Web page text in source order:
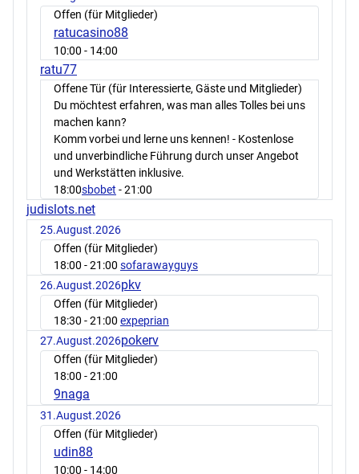
Offen (für Mitglieder)
ratucasino88
10:00 - 14:00
ratu77
Offene Tür (für Interessierte, Gäste und Mitglieder)
Du möchtest erfahren, was man alles Tolles bei uns
machen kann?
Komm vorbei und lerne uns kennen! - Kostenlose
und unverbindliche Führung durch unser Angebot
und Werkstätten inklusive.
18:00sbobet - 21:00
judislots.net
25.August.2026
Offen (für Mitglieder)
18:00 - 21:00 sofarawayguys
26.August.2026pkv
Offen (für Mitglieder)
18:30 - 21:00 expeprian
27.August.2026pokerv
Offen (für Mitglieder)
18:00 - 21:00
9naga
31.August.2026
Offen (für Mitglieder)
udin88
10:00 - 14:00